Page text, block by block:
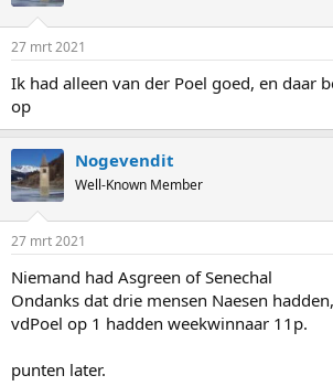
27 mrt 2021
Ik had alleen van der Poel goed, en daar
op
Nogevendit
Well-Known Member
27 mrt 2021
Niemand had Asgreen of Senechal
Ondanks dat drie mensen Naesen
vdPoel op 1 hadden weekwinnaar 11p.
punten later.